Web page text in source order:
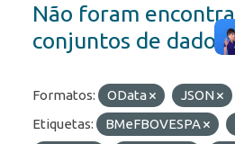
Não foram
conjuntos de dados
Formatos: OData JSON
Etiquetas:
BMeFBOVESPA